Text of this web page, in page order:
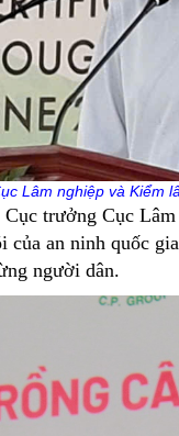
Lâm nghiệp và Kiểm
trưởng Cục Lâm
của an ninh quốc
người dân.